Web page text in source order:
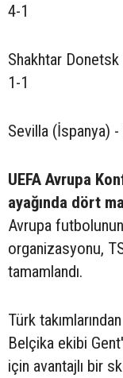
4-1
Shakhtar
1-1
Sevilla (İspanya)
UEFA Avrupa
ayağında dört
Avrupa
organizasyonu,
tamamlandı.
Türk
Belçika ekibi
için avantajlı bir